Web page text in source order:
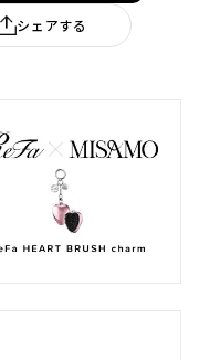
シェアする